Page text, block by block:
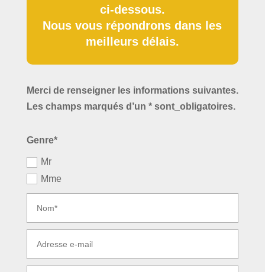
ci-dessous.
Nous vous répondrons dans les
meilleurs délais.
Merci de renseigner les informations suivantes.
Les champs marqués d’un * sont_obligatoires.
Genre*
Mr
Mme